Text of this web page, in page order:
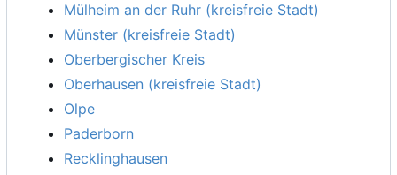
Mülheim an der Ruhr (kreisfreie Stadt)
Münster (kreisfreie Stadt)
Oberbergischer Kreis
Oberhausen (kreisfreie Stadt)
Olpe
Paderborn
Recklinghausen